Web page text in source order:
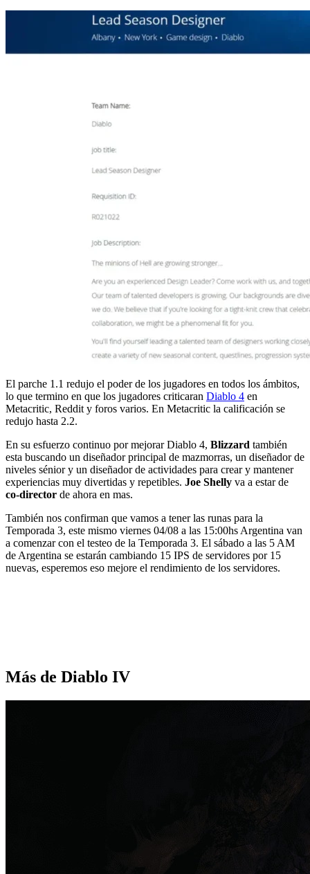
El parche 1.1 redujo el poder de los jugadores en todos los ámbitos,
lo que termino en que los jugadores criticaran Diablo 4 en
Metacritic, Reddit y foros varios. En Metacritic la calificación se
redujo hasta 2.2.
En su esfuerzo continuo por mejorar Diablo 4, Blizzard también
esta buscando un diseñador principal de mazmorras, un diseñador de
niveles sénior y un diseñador de actividades para crear y mantener
experiencias muy divertidas y repetibles. Joe Shelly va a estar de
co-director de ahora en mas.
También nos confirman que vamos a tener las runas para la
Temporada 3, este mismo viernes 04/08 a las 15:00hs Argentina van
a comenzar con el testeo de la Temporada 3. El sábado a las 5 AM
de Argentina se estarán cambiando 15 IPS de servidores por 15
nuevas, esperemos eso mejore el rendimiento de los servidores.
Más de Diablo IV